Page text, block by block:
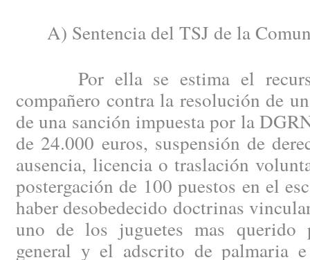
A) Sentencia del TSJ de la
Por ella se estima el
compañero contra la resolución de
de una sanción impuesta por la
de 24.000 euros, suspensión de
ausencia, licencia o traslación
postergación de 100 puestos en el
haber desobedecido doctrinas
uno de los juguetes mas querido
general y el adscrito de palmaria